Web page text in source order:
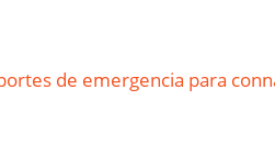
de emergencia para